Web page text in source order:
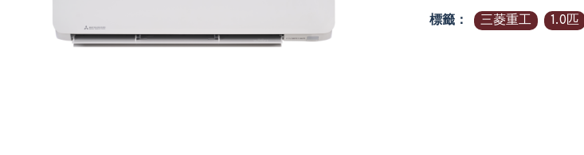
標籤： 三菱重工 1.0匹